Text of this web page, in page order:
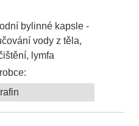
bylinné kapsle -
vody z těla,
lymfa